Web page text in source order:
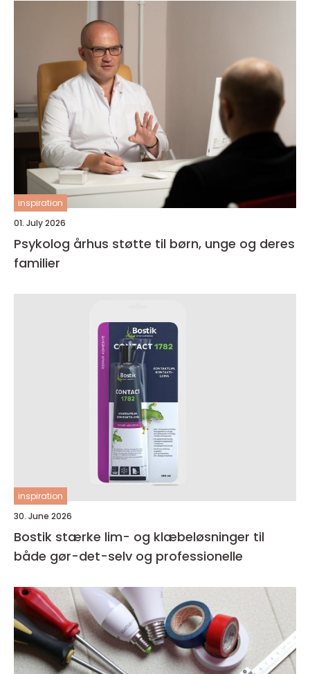
inspiration
01. July 2026
Psykolog århus støtte til børn, unge og deres
familier
inspiration
30. June 2026
Bostik stærke lim- og klæbeløsninger til
både gør-det-selv og professionelle